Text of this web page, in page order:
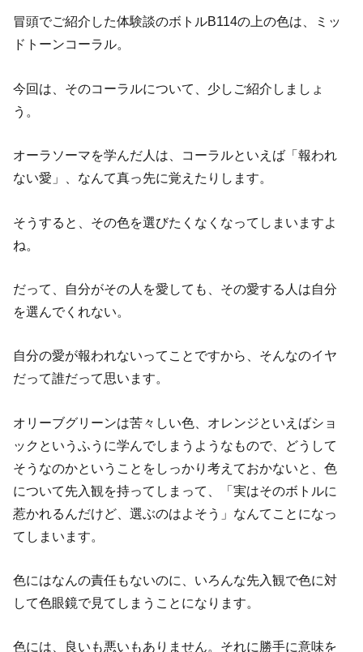
冒頭でご紹介した体験談のボトルB114の上の色は、ミッ
ドトーンコーラル。
今回は、そのコーラルについて、少しご紹介しましょ
う。
オーラソーマを学んだ人は、コーラルといえば「報われ
ない愛」、なんて真っ先に覚えたりします。
そうすると、その色を選びたくなくなってしまいますよ
ね。
だって、自分がその人を愛しても、その愛する人は自分
を選んでくれない。
自分の愛が報われないってことですから、そんなのイヤ
だって誰だって思います。
オリーブグリーンは苦々しい色、オレンジといえばショ
ックというふうに学んでしまうようなもので、どうして
そうなのかということをしっかり考えておかないと、色
について先入観を持ってしまって、「実はそのボトルに
惹かれるんだけど、選ぶのはよそう」なんてことになっ
てしまいます。
色にはなんの責任もないのに、いろんな先入観で色に対
して色眼鏡で見てしまうことになります。
色には、良いも悪いもありません。それに勝手に意味を